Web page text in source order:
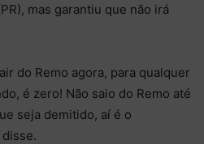
mas garantiu que não irá
do Remo agora, para qualquer
é zero! Não saio do Remo até
seja demitido, aí é o